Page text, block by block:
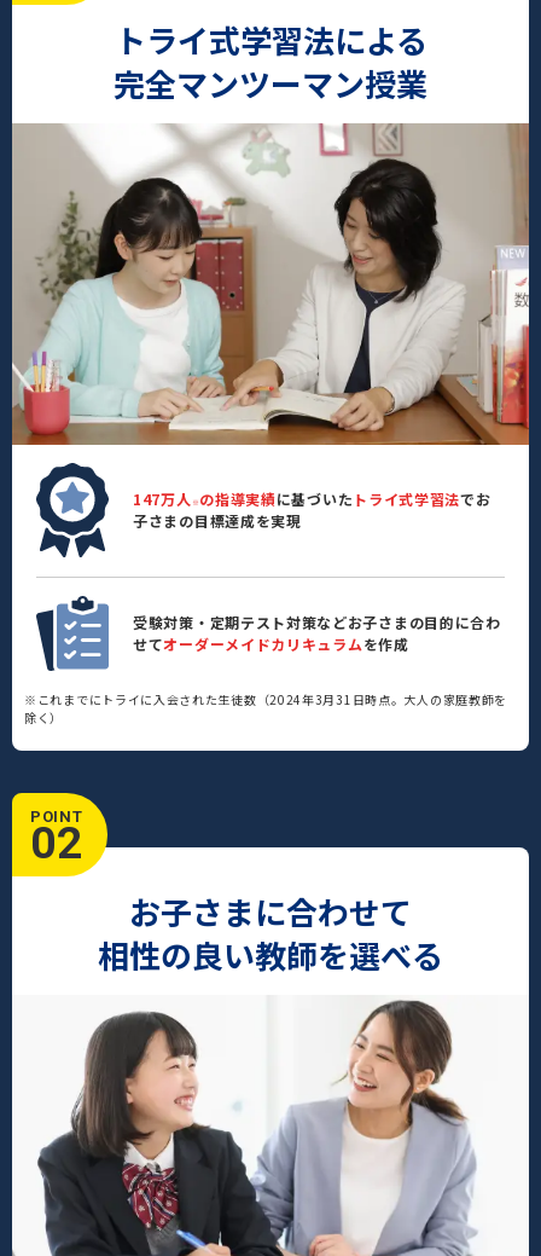
トライ式学習法による
完全マンツーマン授業
147万人 ※ の指導実績に基づいた トライ式学習法でお
子さまの目標達成を実現
受験対策・定期テスト対策などお子さまの目的に合わ
せてオーダーメイドカリキュラムを作成
※これまでにトライに入会された生徒数（2024年3月31日時点。大人の家庭教師を
除く）
POINT
02
お子さまに合わせて
相性の良い教師を選べる